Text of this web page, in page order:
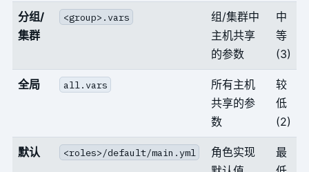
分组/
集群
<group>.vars
组/集群中
主机共享
的参数
中
等
(3)
全局 all.vars
所有主机
共享的参
数
较
低
(2)
默认 <roles>/default/main.yml
角色实现
最